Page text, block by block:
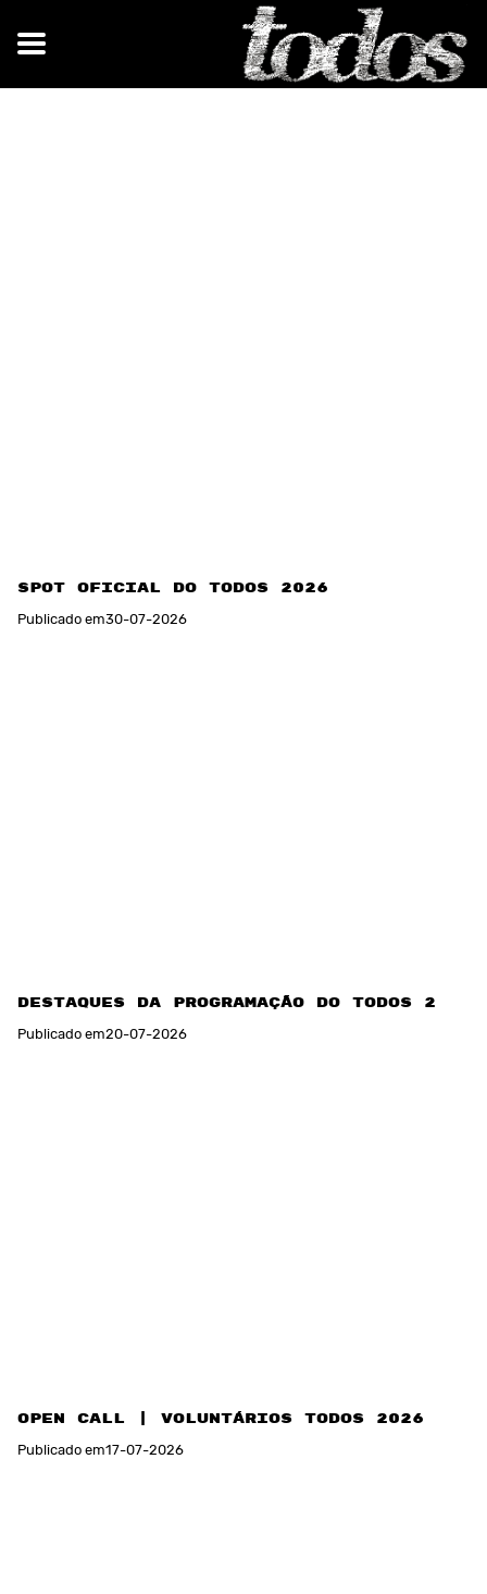
Spot Oficial do TODOS 2026
Publicado em30-07-2026
Destaques da programação do TODOS 2026
Publicado em20-07-2026
Open Call | Voluntários TODOS 2026
Publicado em17-07-2026